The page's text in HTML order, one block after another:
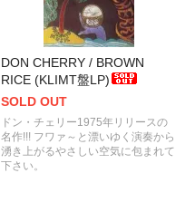
DON CHERRY / BROWN
RICE (KLIMT盤LP)
SOLD OUT
ドン・チェリー1975年リリースの
名作!!! フワァ～と漂いゆく演奏から
湧き上がるやさしい空気に包まれて
下さい。